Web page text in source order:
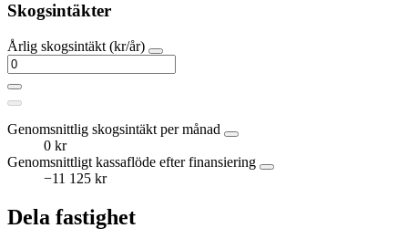
Skogsintäkter
Årlig skogsintäkt (kr/år)
Genomsnittlig skogsintäkt per månad
0 kr
Genomsnittligt kassaflöde efter finansiering
−11 125 kr
Dela fastighet